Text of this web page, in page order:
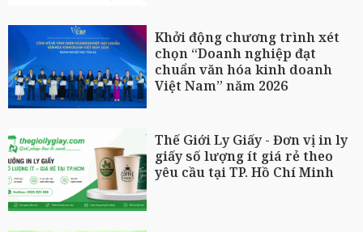
Khởi động chương trình xét
chọn “Doanh nghiệp đạt
chuẩn văn hóa kinh doanh
Việt Nam” năm 2026
Thế Giới Ly Giấy - Đơn vị in ly
giấy số lượng ít giá rẻ theo
yêu cầu tại TP. Hồ Chí Minh